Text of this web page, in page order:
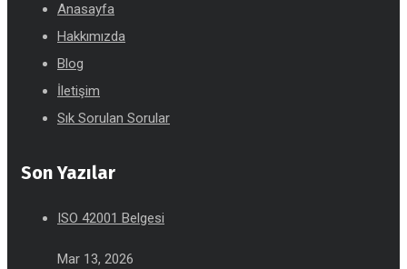
Anasayfa
Hakkımızda
Blog
İletişim
Sık Sorulan Sorular
Son Yazılar
ISO 42001 Belgesi
Mar 13, 2026